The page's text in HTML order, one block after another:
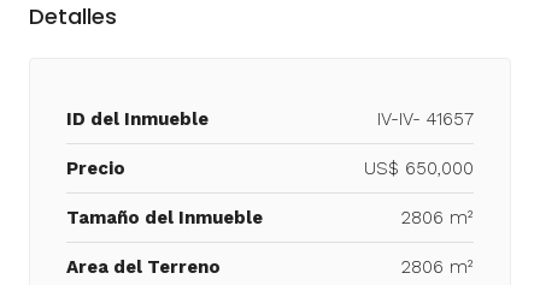
Detalles
ID del Inmueble IV-IV- 41657
Precio US$ 650,000
Tamaño del Inmueble 2806 m²
Area del Terreno 2806 m²